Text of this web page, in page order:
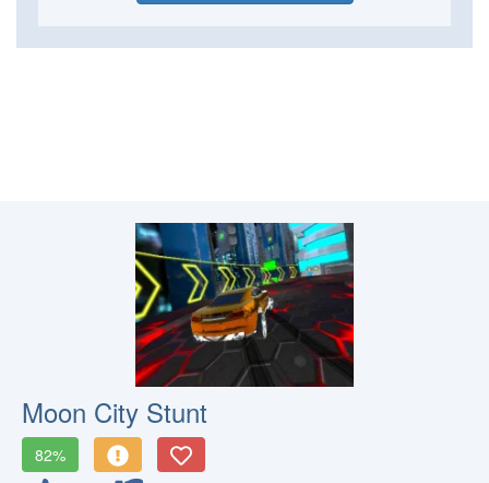
Moon City Stunt
82%